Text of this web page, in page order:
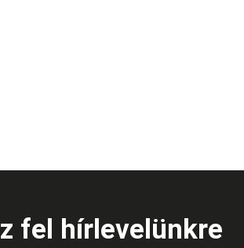
fel hírlevelünkre